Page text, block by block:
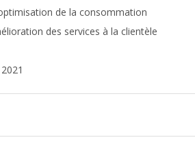
de la consommation
des services à la clientèle